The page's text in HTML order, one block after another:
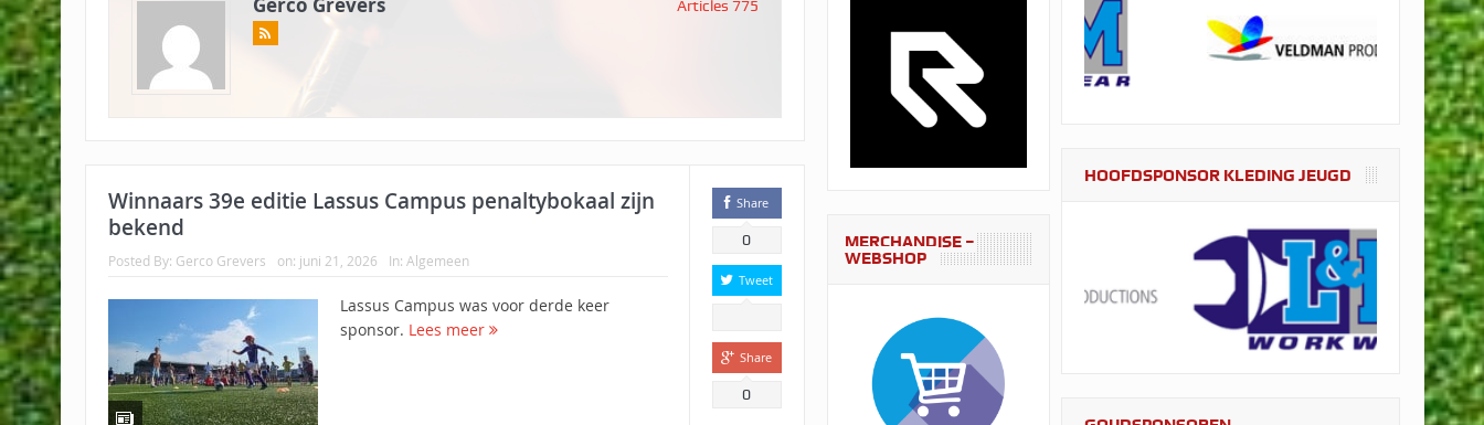
Gerco Grevers Articles 775
Winnaars 39e editie Lassus Campus penaltybokaal zijn
bekend
Posted By: Gerco Grevers on: juni 21, 2026 In: Algemeen
Lassus Campus was voor derde keer
sponsor. Lees meer
Share
0
Tweet
Share
0
MERCHANDISE –
WEBSHOP
HOOFDSPONSOR KLEDING JEUGD